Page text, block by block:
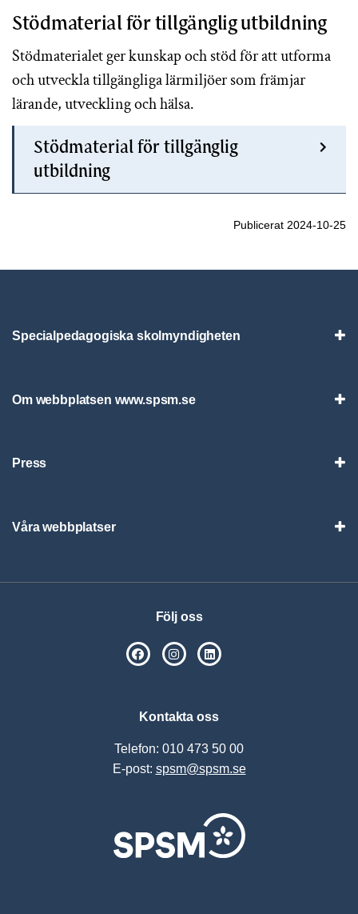
Stödmaterial för tillgänglig utbildning
Stödmaterialet ger kunskap och stöd för att utforma
och utveckla tillgängliga lärmiljöer som främjar
lärande, utveckling och hälsa.
Stödmaterial för tillgänglig
utbildning
Publicerat 2024-10-25
Specialpedagogiska skolmyndigheten
Om webbplatsen www.spsm.se
Press
Våra webbplatser
Följ oss
SPSM på Facebook
SPSM på Instagram
Kontakta oss
Telefon: 010 473 50 00
E-post: spsm@spsm.se